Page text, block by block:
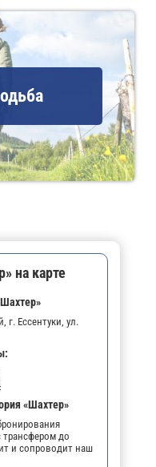
на карте
г. Ессентуки, ул.
«Шахтер»
трансфером до
и сопроводит наш